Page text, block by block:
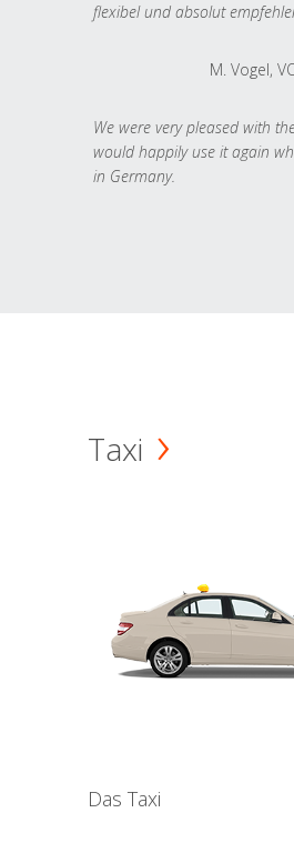
flexibel und absolut
M. Vogel,
We were very pleased with
would happily use it again
in Germany.
Taxi
Das Taxi